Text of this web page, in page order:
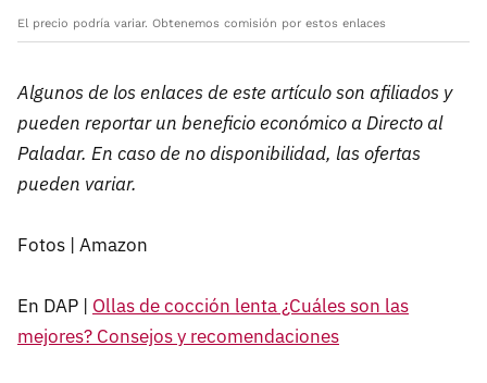
El precio podría variar. Obtenemos comisión por estos enlaces
Algunos de los enlaces de este artículo son afiliados y
pueden reportar un beneficio económico a Directo al
Paladar. En caso de no disponibilidad, las ofertas
pueden variar.
Fotos | Amazon
En DAP | Ollas de cocción lenta ¿Cuáles son las
mejores? Consejos y recomendaciones